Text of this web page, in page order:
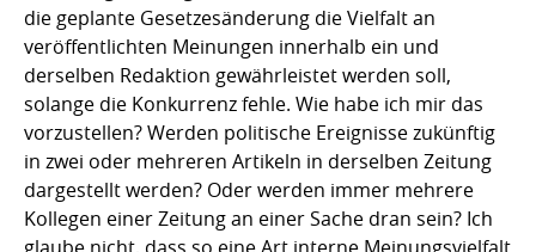
die geplante Gesetzesänderung die Vielfalt an
veröffentlichten Meinungen innerhalb ein und
derselben Redaktion gewährleistet werden soll,
solange die Konkurrenz fehle. Wie habe ich mir das
vorzustellen? Werden politische Ereignisse zukünftig
in zwei oder mehreren Artikeln in derselben Zeitung
dargestellt werden? Oder werden immer mehrere
Kollegen einer Zeitung an einer Sache dran sein? Ich